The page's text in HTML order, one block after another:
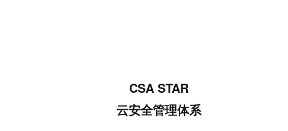
CSA STAR
云安全管理体系